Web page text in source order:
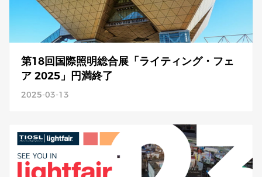
第18回国際照明総合展「ライティング・フェ
ア 2025」円満終了
2025-03-13